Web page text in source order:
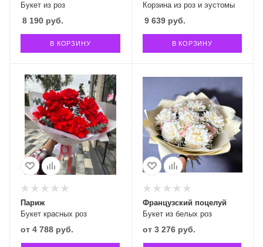
Букет из роз
8 190 руб.
В КОРЗИНУ
Корзина из роз и эустомы
9 639руб.
В КОРЗИНУ
Букет красных роз
Париж
от 4 788 руб.
Букет из белых роз
Французский поцелуй
от 3 276 руб.